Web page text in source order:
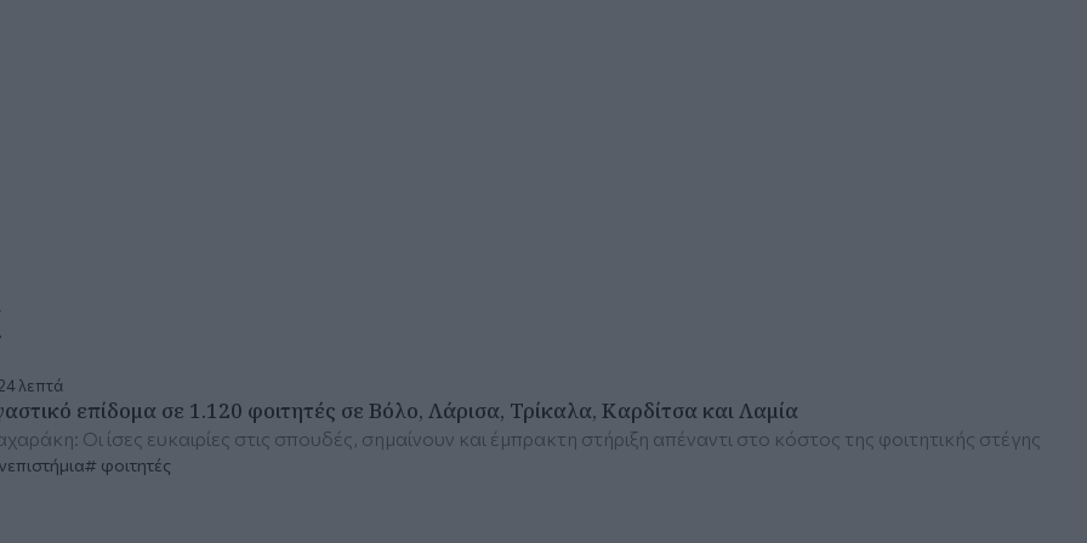
λεπτά
επίδομα σε 1.120 φοιτητές σε Βόλο, Λάρισα, Τρίκαλα, Καρδίτσα και Λαμία
Οι ίσες ευκαιρίες στις σπουδές, σημαίνουν και έμπρακτη στήριξη απέναντι στο κόστος της φοιτητικής στέγης
φοιτητές